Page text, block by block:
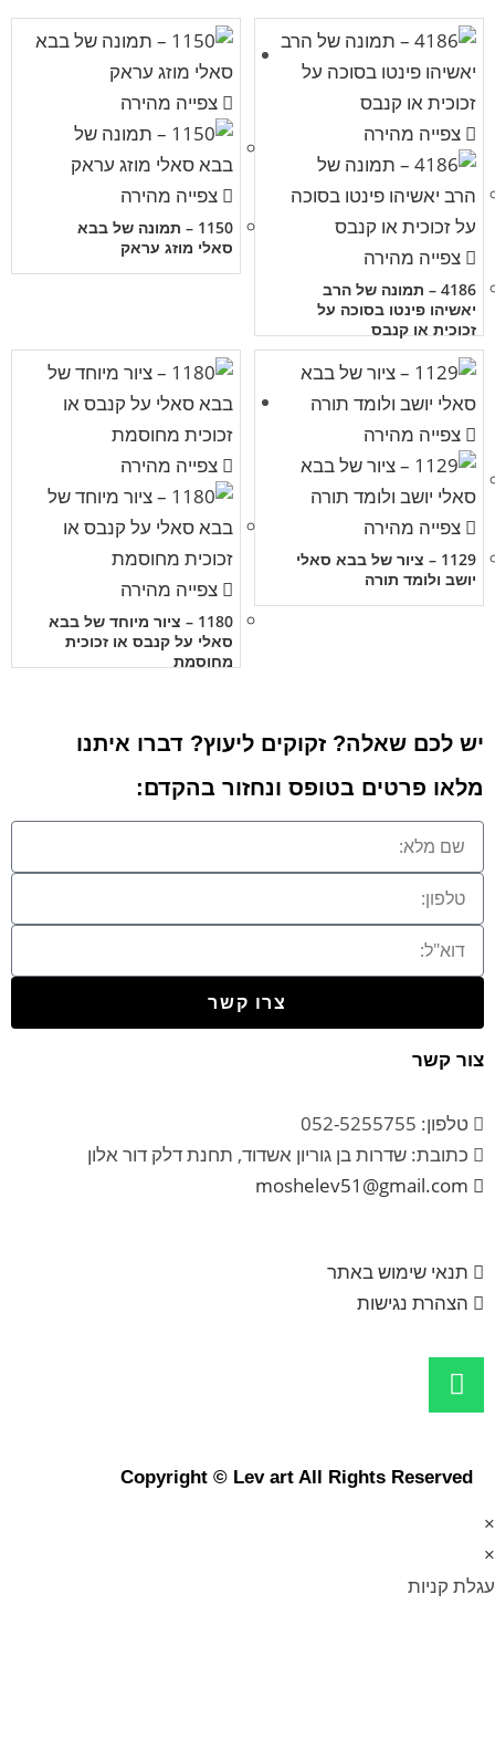
צפייה מהירה
צפייה מהירה
4186 – תמונה של הרב
יאשיהו פינטו בסוכה על
זכוכית או קנבס
צפייה מהירה
צפייה מהירה
1150 – תמונה של בבא
סאלי מוזג עראק
צפייה מהירה
צפייה מהירה
1129 – ציור של בבא סאלי
יושב ולומד תורה
צפייה מהירה
צפייה מהירה
1180 – ציור מיוחד של בבא
סאלי על קנבס או זכוכית
מחוסמת
יש לכם שאלה? זקוקים ליעוץ? דברו איתנו
מלאו פרטים בטופס ונחזור בהקדם:
צרו קשר
צור קשר
טלפון: 052-5255755
כתובת: שדרות בן גוריון אשדוד, תחנת דלק דור אלון
moshelev51@gmail.com
תנאי שימוש באתר
הצהרת נגישות
Copyright © Lev art All Rights Reserved
×
×
עגלת קניות